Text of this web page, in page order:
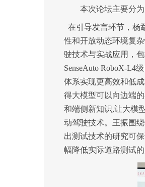
本次论坛主要分
在引导发言环节， 杨
性和开放动态环境复
驶技术与实战应用，
SenseAuto RoboX-L4
体系实现更高效和低
得大模型可以向边端
和端侧新知识,让大模
动驾驶技术。王振围绕
出测试技术的研究可
幅降低实际道路测试